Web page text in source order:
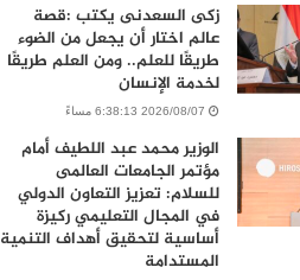
زكى السعدنى يكتب :قصة
عالم اختار أن يجعل من الضوء
طريقًا للعلم.. ومن العلم طريقًا
لخدمة الإنسان
2026/08/07 6:38:13 مساءً
الوزير محمد عبد اللطيف أمام
مؤتمر الجامعات العالمى
للسلام: تعزيز التعاون الدولي
في المجال التعليمي ركيزة
أساسية لتحقيق أهداف التنمية
المستدامة